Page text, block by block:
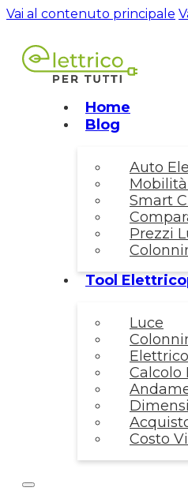
Vai al contenuto principale
Home
Blog
Auto
Smart
Prezzi
Tool
Luce
Calcolo
Costo